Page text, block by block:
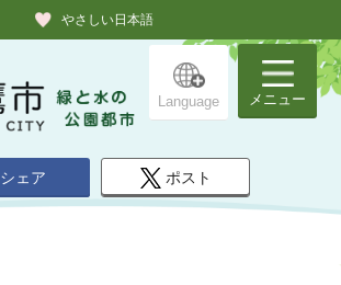
やさしい日本語
Language メニュー
シェア ポスト